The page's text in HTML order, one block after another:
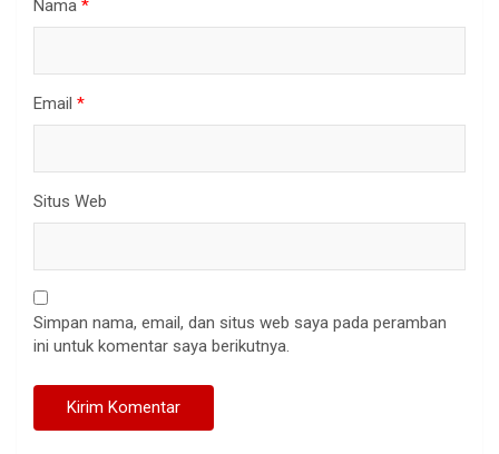
Nama *
Email *
Situs Web
Simpan nama, email, dan situs web saya pada peramban
ini untuk komentar saya berikutnya.